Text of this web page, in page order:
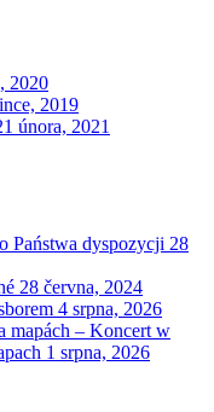
2020
2019
února, 2021
Państwa dyspozycji 28
28 června, 2024
4 srpna, 2026
mapách – Koncert w
1 srpna, 2026